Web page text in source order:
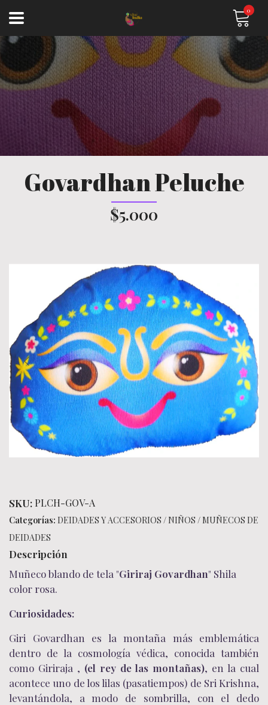
0
Govardhan Peluche
$5.000
SKU: PLCH-GOV-A
Categorías: DEIDADES Y ACCESORIOS / NIÑOS / MUÑECOS DE
DEIDADES
Descripción
Muñeco blando de tela "Giriraj Govardhan" Shila
color rosa.
Curiosidades:
Giri Govardhan es la montaña más emblemática
dentro de la cosmología védica, conocida también
como Giriraja , (el rey de las montañas), en la cual
acontece uno de los lilas (pasatiempos) de Sri Krishna,
levantándola, a modo de sombrilla, con el dedo